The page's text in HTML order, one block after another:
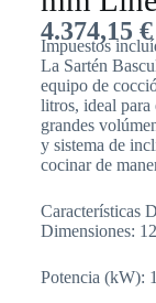
4.374,15 €
Impuestos
La Sartén
equipo de
litros, ideal para
grandes
y sistema de
cocinar de
Características
Dimensiones:
Potencia (kW):